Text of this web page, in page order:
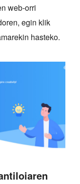
web-orri
egin klik
hasteko.